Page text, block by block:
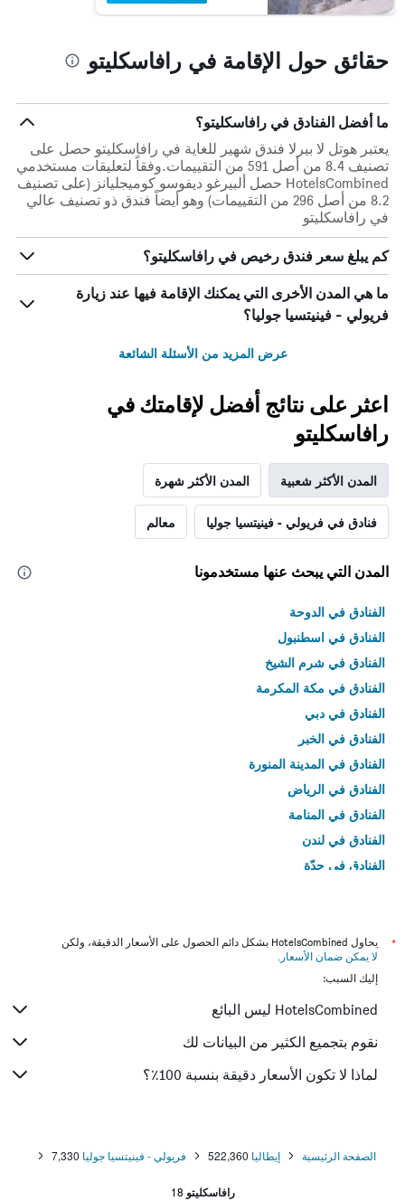
حقائق حول الإقامة في رافاسكليتو
ما أفضل الفنادق في رافاسكليتو؟
يعتبر هوتل لا بيرلا فندق شهير للغاية في رافاسكليتو حصل على
تصنيف 8.4 من أصل 591 من التقييمات.وفقاً لتعليقات مستخدمي
HotelsCombined حصل ألبيرغو ديفوسو كوميجليانز (على تصنيف
8.2 من أصل 296 من التقييمات) وهو أيضاً فندق ذو تصنيف عالي
في رافاسكليتو
كم يبلغ سعر فندق رخيص في رافاسكليتو؟
ما هي المدن الأخرى التي يمكنك الإقامة فيها عند زيارة
فريولي - فينيتسيا جوليا؟
عرض المزيد من الأسئلة الشائعة
اعثر على نتائج أفضل لإقامتك في
رافاسكليتو
المدن الأكثر شعبية المدن الأكثر شهرة
فنادق في فريولي - فينيتسيا جوليا معالم
المدن التي يبحث عنها مستخدمونا
الفنادق في الدوحة
الفنادق في اسطنبول
الفنادق في شرم الشيخ
الفنادق في مكة المكرمة
الفنادق في دبي
الفنادق في الخبر
الفنادق في المدينة المنورة
الفنادق في الرياض
الفنادق في المنامة
الفنادق في لندن
الفنادق في جدّة
*
يحاول HotelsCombined بشكل دائم الحصول على الأسعار الدقيقة، ولكن
لا يمكن ضمان الأسعار .
إليك السبب:
HotelsCombined ليس البائع
نقوم بتجميع الكثير من البيانات لك
لماذا لا تكون الأسعار دقيقة بنسبة 100٪؟
الصفحة الرئيسية إيطاليا 522,360 فريولي - فينيتسيا جوليا 7,330
رافاسكليتو 18